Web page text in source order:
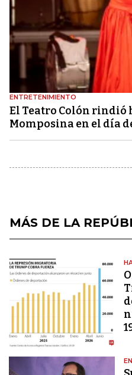
ENTRETENIMIENTO
El Teatro Colón rindió
Momposina en el día
MÁS DE LA